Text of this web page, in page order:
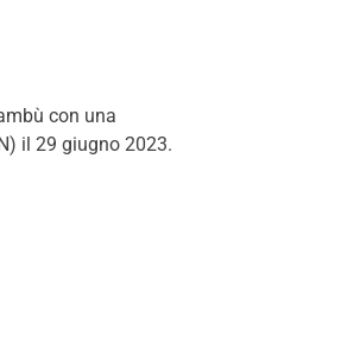
con una
il 29 giugno 2023.